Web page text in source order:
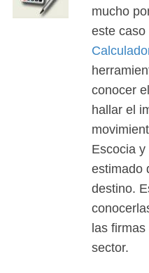
mucho
este
conocer
hallar el
Escocia
estimado
destino.
las
sector.